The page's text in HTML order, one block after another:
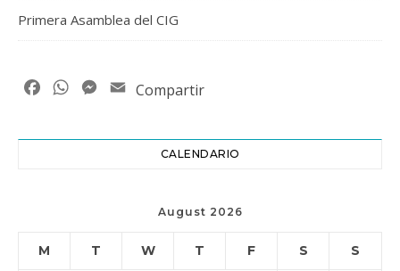
Primera Asamblea del CIG
FacebookWhatsAppMessenger
Email
Compartir
CALENDARIO
August 2026
M T W T F S S